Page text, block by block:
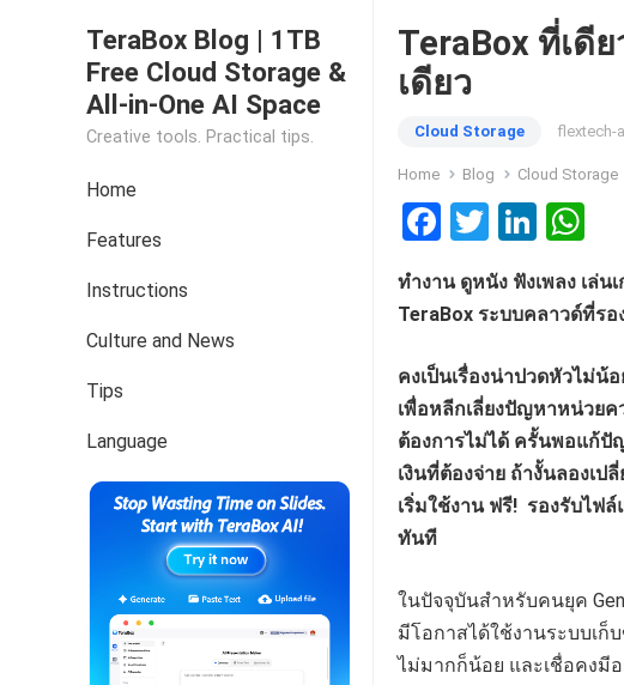
TeraBox Blog | 1TB
Free Cloud Storage &
All-in-One AI Space
Creative tools. Practical tips.
Home
Features
Instructions
Culture and News
Tips
Language
TeraBox ที่เดี
เดียว
Cloud Storage flextech-
Home Blog Cloud Storage
F
ce
b
o
o
k
T
wi
tt
er
Li
ke
dI
n
at
s
A
p
p
ทำงาน ดูหนัง ฟังเพลง เล่
TeraBox ระบบคลาวด์ที่ร
คงเป็นเรื่องน่าปวดหัวไม่
เพื่อหลีกเลี่ยงปัญหาหน่วย
ต้องการไม่ได้ ครั้นพอแก้
เงินที่ต้องจ่าย ถ้างั้นลองเ
เริ่มใช้งาน ฟรี! รองรับไฟ
ทันที
ในปัจจุบันสำหรับคนยุค
มีโอกาสได้ใช้งานระบบเก็
ไม่มากก็น้อย และเชื่อคงมี